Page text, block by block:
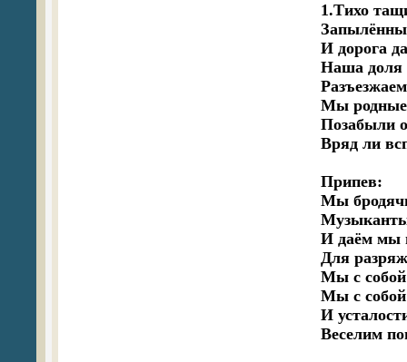
1.Тихо
И дорога
Наша доля
Мы родные
Позабыли
Вряд ли
Припев:
Мы
И даём мы
Для
Мы с
Мы с
И
Веселим